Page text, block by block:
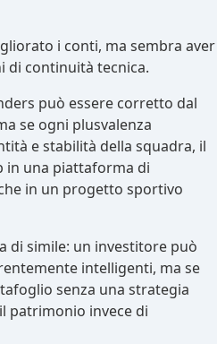
i conti, ma sembra aver
di continuità tecnica.
può essere corretto dal
se ogni plusvalenza
e stabilità della squadra, il
in una piattaforma di
in un progetto sportivo
di simile: un investitore può
intelligenti, ma se
senza una strategia
patrimonio invece di